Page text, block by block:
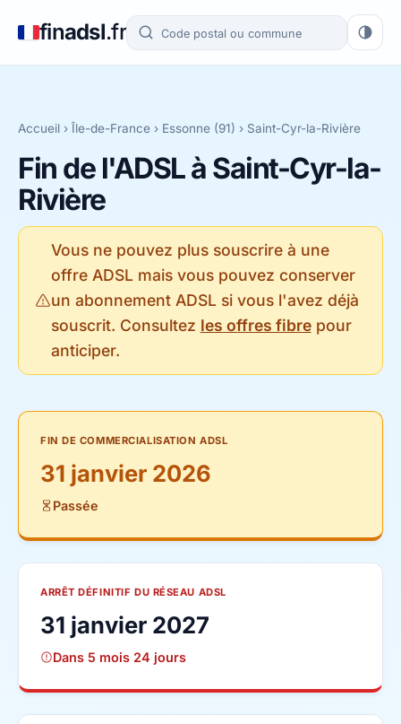
finadsl.fr
Accueil › Île-de-France › Essonne (91) › Saint-Cyr-la-Rivière
Fin de l'ADSL à Saint-Cyr-la-
Rivière
Vous ne pouvez plus souscrire à une
offre ADSL mais vous pouvez conserver
un abonnement ADSL si vous l'avez déjà
souscrit. Consultez les offres fibrepour
anticiper.
FIN DE COMMERCIALISATION ADSL
31 janvier 2026
Passée
ARRÊT DÉFINITIF DU RÉSEAU ADSL
31 janvier 2027
Dans 5 mois 24 jours